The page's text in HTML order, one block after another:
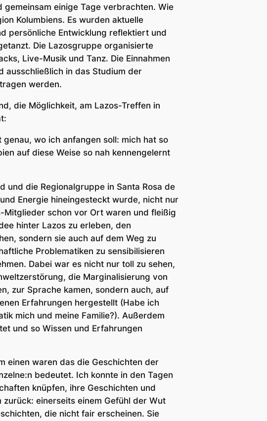
gemeinsam einige Tage verbrachten. Wie
Kolumbiens. Es wurden aktuelle
persönliche Entwicklung reflektiert und
Die Lazosgruppe organisierte
Live-Musik und Tanz. Die Einnahmen
ausschließlich in das Studium der
werden.
die Möglichkeit, am Lazos-Treffen in
wo ich anfangen soll: mich hat so
auf diese Weise so nah kennengelernt
und die Regionalgruppe in Santa Rosa de
Energie hineingesteckt wurde, nicht nur
Mitglieder schon vor Ort waren und fleißig
hinter Lazos zu erleben, den
sondern sie auch auf dem Weg zu
Problematiken zu sensibilisieren
Dabei war es nicht nur toll zu sehen,
die Marginalisierung von
zur Sprache kamen, sondern auch, auf
Erfahrungen hergestellt (Habe ich
mich und meine Familie?). Außerdem
und so Wissen und Erfahrungen
einen waren das die Geschichten der
bedeutet. Ich konnte in den Tagen
knüpfen, ihre Geschichten und
einerseits einem Gefühl der Wut
die nicht fair erscheinen. Sie